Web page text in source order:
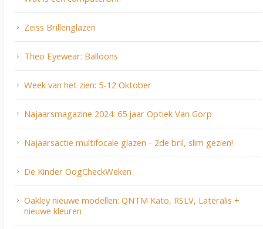
Zeiss Brillenglazen
Theo Eyewear: Balloons
Week van het zien: 5-12 Oktober
Najaarsmagazine 2024: 65 jaar Optiek Van Gorp
Najaarsactie multifocale glazen - 2de bril, slim gezien!
De Kinder OogCheckWeken
Oakley nieuwe modellen: QNTM Kato, RSLV, Lateralis +
nieuwe kleuren